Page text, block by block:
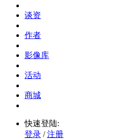
谈资
作者
影像库
活动
商城
快速登陆:
登录 / 注册